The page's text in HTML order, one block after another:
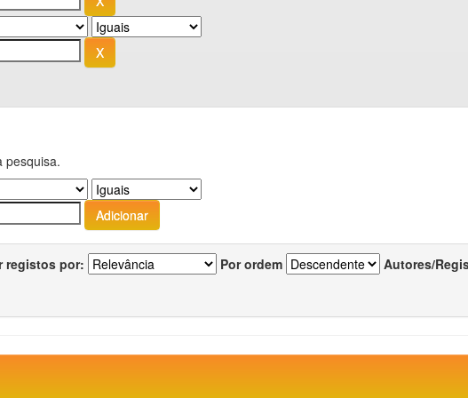
pesquisa.
registos por: Por ordem Autores/